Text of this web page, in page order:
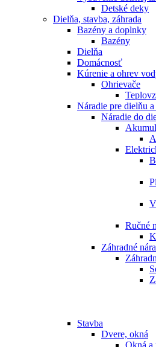
Detské deky
Dielňa, stavba, záhrada
Bazény a doplnky
Bazény
Dielňa
Domácnosť
Kúrenie a ohrev
Ohrievače
Náradie pre dielňu a
Náradie do
Ručné
Záhradné
Stavba
Dvere, okná
Okná a